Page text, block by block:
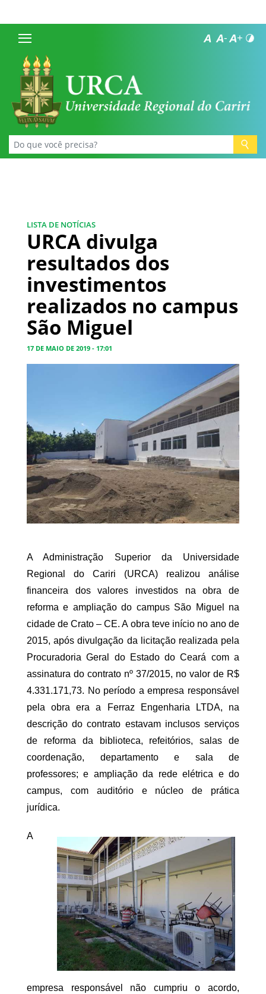
LISTA DE NOTÍCIAS
URCA divulga
resultados dos
investimentos
realizados no campus
São Miguel
17 DE MAIO DE 2019 - 17:01
A Administração Superior da Universidade
Regional do Cariri (URCA) realizou análise
financeira dos valores investidos na obra de
reforma e ampliação do campus São Miguel na
cidade de Crato – CE. A obra teve início no ano de
2015, após divulgação da licitação realizada pela
Procuradoria Geral do Estado do Ceará com a
assinatura do contrato nº 37/2015, no valor de R$
4.331.171,73. No período a empresa responsável
pela obra era a Ferraz Engenharia LTDA, na
descrição do contrato estavam inclusos serviços
de reforma da biblioteca, refeitórios, salas de
coordenação, departamento e sala de
professores; e ampliação da rede elétrica e do
campus, com auditório e núcleo de prática
jurídica.
A
empresa responsável não cumpriu o acordo,